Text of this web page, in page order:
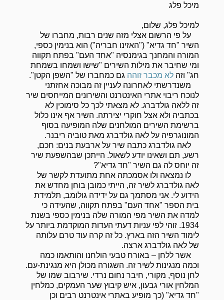
מיכל פלג
למיכל פלג, שלום,
על פי הרשום אצלי מזה שנים רבות, מחברו של
השיר "חד גדיא" ("האזינו חבריה") הוא בנימין כספי,
המורה והמחנך בגימנסיה "אחד העם" בפתח תקווה
ומי שחיבר את מילות השירים "שישו ושמחו בשמחת
חג" וזה לא מכבר זוהה גם כמחברו של "השפן הקטן".
משנדרשתי לאחרונה לעניין זה מבוכה אחזתני
לנוכח ריבוי אתרי האינטרנט והשירונים המייחסים שיר
זה ללאה גולדברג. לא מצאתי לכך כל סימוכין לא
בכתביה ולא אצל חוקרי יצירתה. השיר אף אינו כלול
ברשימת השירים המולחנים שלה המופיעה בסוף
המונוגרפיה על לאה גולדברג מאת טוביה ריבנר.
לאה גולדברג כתבה שיר על ארבעת בנים: חכם,
רשע, תם ושאינו יודע לשאול. הייתכן שבהשפעת שיר
זה יוחס לה גם השיר "חד גדיא"?
לו נמצאה ולו אסמכתה אחת מתועדת לקשר של
לאה גולדברג לשיר זה, הייתי כמובן בוחן מחדש את
הידוע לי. אני מסתמך גם על ידידה גולומב, תלמידת
בית הספר "אחד העם" בפתח תקווה, שהעידה כי
למדה את השיר מפי המורה שלה בנימין כספי בשנת
1934. זוהי לפי עניות דעתי העדות המוקדמת ביותר על
לימוד השיר הזה בארץ. כל זה קרה עוד טרם עלותה
של לאה גולדברג ארצה.
אשר ללחן – באורח טבעי הולחנו והותאמו כמה
וכמה מנגינות לשיר זה. השגורה מכולן היא מנגינת-עם.
לחן נוסף, מקורי, חיבר נחום נרדי. שירבוב שמו של
המלחין אורי גבעון, איש קיבוץ שער העמקים, כמלחין
"חד גדיא" (כך מופיע באתרי אינטרנט רבים וכן